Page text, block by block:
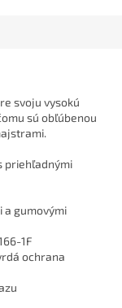
svoju vysokú
sú obľúbenou
priehľadnými
a gumovými
1F
ochrana